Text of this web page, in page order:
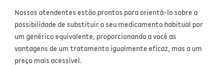
Nossos atendentes estão prontos para orientá-lo sobre a
possibilidade de substituir o seu medicamento habitual por
um genérico equivalente, proporcionando a você as
vantagens de um tratamento igualmente eficaz, mas a um
preço mais acessível.
Tratamento Acne
Fitoterápicos e Homeopáticos